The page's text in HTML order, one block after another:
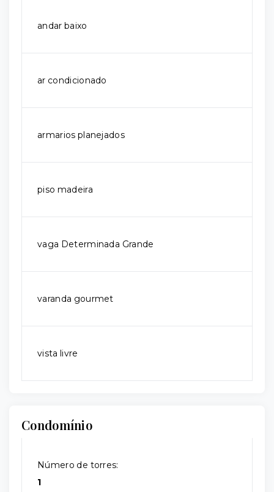
andar baixo
ar condicionado
armarios planejados
piso madeira
vaga Determinada Grande
varanda gourmet
vista livre
Condomínio
Número de torres:
1